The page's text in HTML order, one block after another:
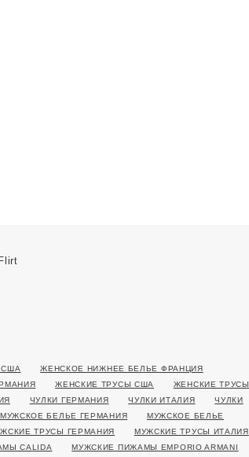
ЖЕНСКОЕ НИЖНЕЕ БЕЛЬЕ ФРАНЦИЯ
ЖЕНСКИЕ ТРУСЫ США
ЖЕНСКИЕ ТРУСЫ
ЧУЛКИ ГЕРМАНИЯ ЧУЛКИ ИТАЛИЯ
ЧУЛКИ
МУЖСКОЕ БЕЛЬЕ ГЕРМАНИЯ
МУЖСКОЕ БЕЛЬЕ
ТРУСЫ ГЕРМАНИЯ
МУЖСКИЕ ТРУСЫ ИТАЛИЯ
CALIDA МУЖСКИЕ ПИЖАМЫ EMPORIO ARMANI